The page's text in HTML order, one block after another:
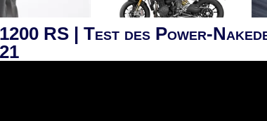
RS | Test des Power-